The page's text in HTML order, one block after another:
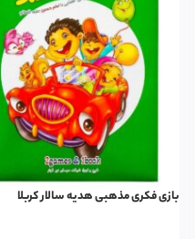
بازی فکری مذهبی هدیه سالار کربلا